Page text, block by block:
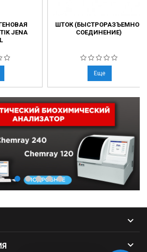
JENA
ШТОК (БЫСТРОРАЗЪЕМНОЕ
СОЕДИНЕНИЕ)
Еще

